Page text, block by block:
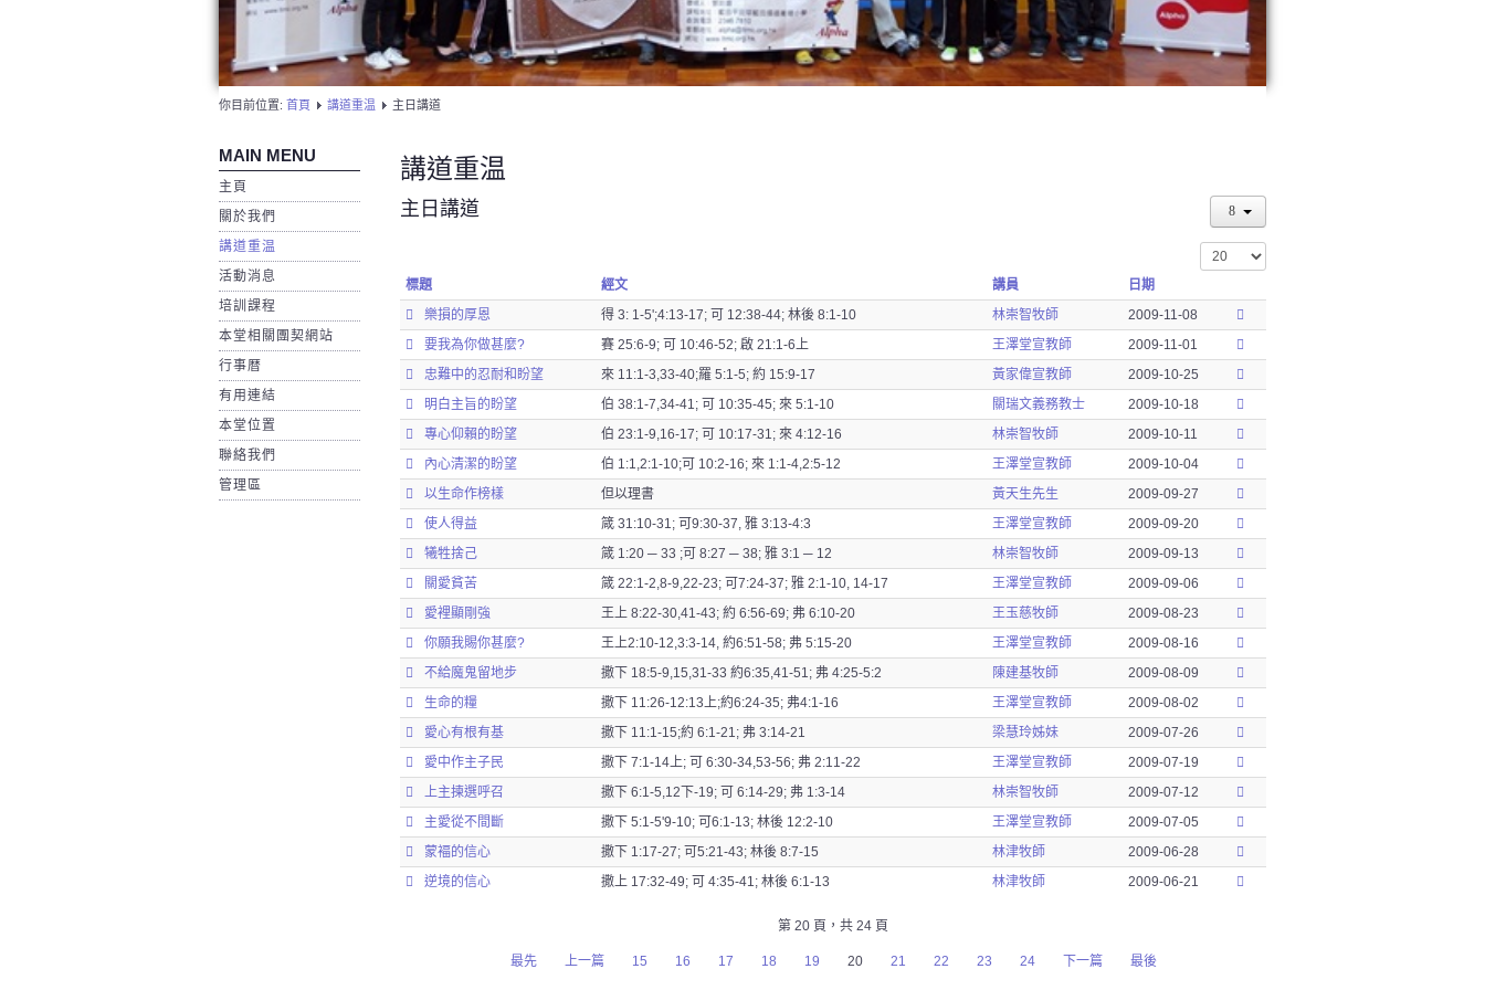
你目前位置: 首頁 講道重温 主日講道
MAIN MENU
主頁
關於我們
講道重温
活動消息
培訓課程
本堂相關團契網站
行事暦
有用連結
本堂位置
聯絡我們
管理區
講道重温
主日講道
顯示數目
標題 經文 講員
日期
樂損的厚恩
得 3: 1-5';4:13-17; 可 12:38-44; 林後 8:1-10 林崇智牧師
2009-11-08
要我為你做甚麼?
賽 25:6-9; 可 10:46-52; 啟 21:1-6上 王澤堂宣教師
2009-11-01
忠難中的忍耐和盼望
來 11:1-3,33-40;羅 5:1-5; 約 15:9-17 黃家偉宣教師
2009-10-25
明白主旨的盼望
伯 38:1-7,34-41; 可 10:35-45; 來 5:1-10 關瑞文義務教士
2009-10-18
專心仰賴的盼望
伯 23:1-9,16-17; 可 10:17-31; 來 4:12-16 林崇智牧師
2009-10-11
內心清潔的盼望
伯 1:1,2:1-10;可 10:2-16; 來 1:1-4,2:5-12 王澤堂宣教師
2009-10-04
以生命作榜樣
但以理書 黃天生先生
2009-09-27
使人得益
箴 31:10-31; 可9:30-37, 雅 3:13-4:3 王澤堂宣教師
2009-09-20
犧牲捨己
箴 1:20 ─ 33 ;可 8:27 ─ 38; 雅 3:1 ─ 12 林崇智牧師
2009-09-13
關愛貧苦
箴 22:1-2,8-9,22-23; 可7:24-37; 雅 2:1-10, 14-17 王澤堂宣教師
2009-09-06
愛裡顯剛強
王上 8:22-30,41-43; 約 6:56-69; 弗 6:10-20 王玉慈牧師
2009-08-23
你願我賜你甚麼?
王上2:10-12,3:3-14, 約6:51-58; 弗 5:15-20 王澤堂宣教師
2009-08-16
不給魔鬼留地步
撒下 18:5-9,15,31-33 約6:35,41-51; 弗 4:25-5:2 陳建基牧師
2009-08-09
生命的糧
撒下 11:26-12:13上;約6:24-35; 弗4:1-16 王澤堂宣教師
2009-08-02
愛心有根有基
撒下 11:1-15;約 6:1-21; 弗 3:14-21 梁慧玲姊妹
2009-07-26
愛中作主子民
撒下 7:1-14上; 可 6:30-34,53-56; 弗 2:11-22 王澤堂宣教師
2009-07-19
上主揀選呼召
撒下 6:1-5,12下-19; 可 6:14-29; 弗 1:3-14 林崇智牧師
2009-07-12
主愛從不間斷
撒下 5:1-5'9-10; 可6:1-13; 林後 12:2-10 王澤堂宣教師
2009-07-05
蒙褔的信心
撒下 1:17-27; 可5:21-43; 林後 8:7-15 林津牧師
2009-06-28
逆境的信心
撒上 17:32-49; 可 4:35-41; 林後 6:1-13 林津牧師 2009-06-21
第 20 頁，共 24 頁
最先 上一篇 15 16 17 18 19 20 21 22 23 24 下一篇 最後